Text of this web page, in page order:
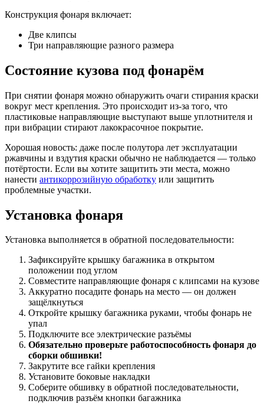
Конструкция фонаря включает:
Две клипсы
Три направляющие разного размера
Состояние кузова под фонарём
При снятии фонаря можно обнаружить очаги стирания краски
вокруг мест крепления. Это происходит из-за того, что
пластиковые направляющие выступают выше уплотнителя и
при вибрации стирают лакокрасочное покрытие.
Хорошая новость: даже после полутора лет эксплуатации
ржавчины и вздутия краски обычно не наблюдается — только
потёртости. Если вы хотите защитить эти места, можно
нанести антикоррозийную обработку или защитить
проблемные участки.
Установка фонаря
Установка выполняется в обратной последовательности:
Зафиксируйте крышку багажника в открытом
положении под углом
Совместите направляющие фонаря с клипсами на кузове
Аккуратно посадите фонарь на место — он должен
защёлкнуться
Откройте крышку багажника руками, чтобы фонарь не
упал
Подключите все электрические разъёмы
Обязательно проверьте работоспособность фонаря до
сборки обшивки!
Закрутите все гайки крепления
Установите боковые накладки
Соберите обшивку в обратной последовательности,
подключив разъём кнопки багажника